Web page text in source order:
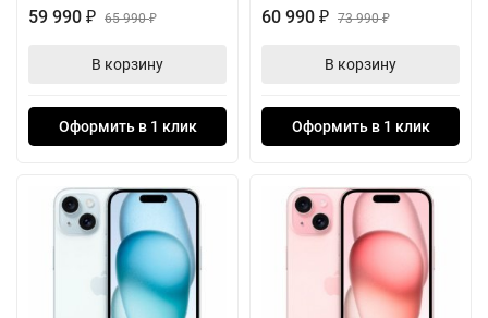
59 990 ₽ 65 990₽
В корзину
Оформить в 1 клик
60 990 ₽ 73 990₽
В корзину
Оформить в 1 клик